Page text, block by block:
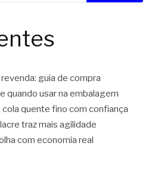
guia de compra
quando usar na embalagem
quente fino com confiança
traz mais agilidade
com economia real